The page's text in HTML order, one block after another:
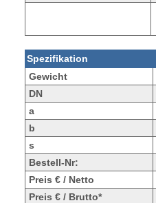
Spezifikation
Gewicht
DN
a
b
s
Bestell-Nr:
Preis € / Netto
Preis € / Brutto*